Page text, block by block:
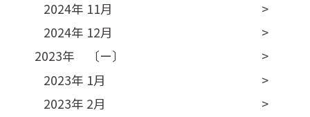
2024年 11月
2024年 12月
2023年 〔ー〕
2023年 1月
2023年 2月